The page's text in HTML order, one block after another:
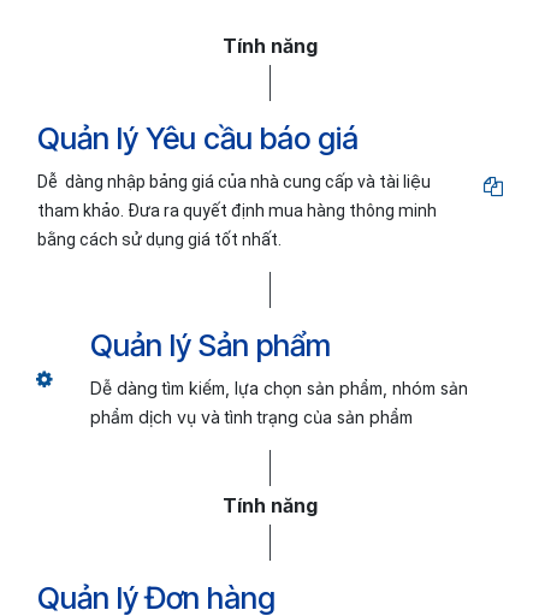
Tính năng
Quản lý Yêu cầu báo giá
Dễ dàng nhập bảng giá của nhà cung cấp và tài liệu
tham khảo. Đưa ra quyết định mua hàng thông minh
bằng cách sử dụng giá tốt nhất.
Quản lý Sản phẩm
Dễ dàng tìm kiếm, lựa chọn sản phẩm, nhóm sản
phẩm dịch vụ và tình trạng của sản phẩm
Tính năng
Quản lý Đơn hàng